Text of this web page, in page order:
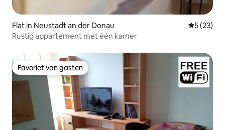
Flat in Neustadt an der Donau
5 (23)
Rustig appartement met één kamer
Favoriet van gasten
Favoriet van gasten